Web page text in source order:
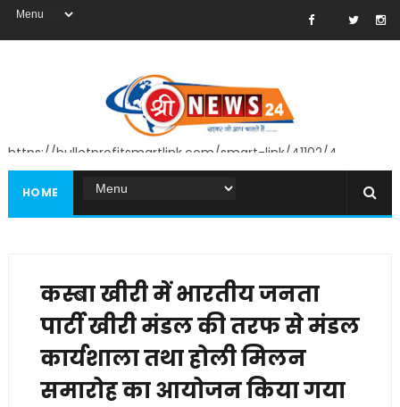
https://bulletprofitsmartlink.com/smart-link/41102/4
HOME
कस्बा खीरी में भारतीय जनता
पार्टी खीरी मंडल की तरफ से मंडल
कार्यशाला तथा होली मिलन
समारोह का आयोजन किया गया